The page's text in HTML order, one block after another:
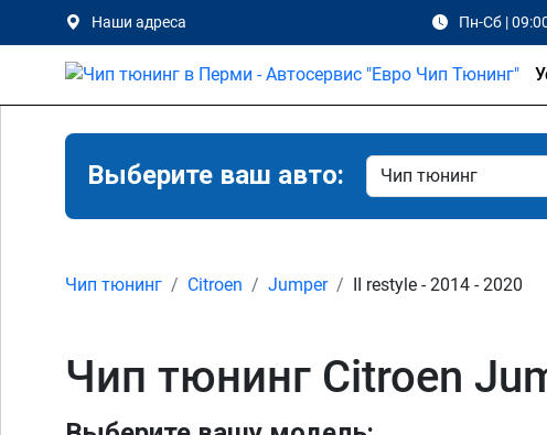
Наши адреса Пн-Сб |
Выберите ваш авто:
Чип тюнинг Citroen Jumper II restyle - 2014 - 2020
Чип тюнинг Citroen